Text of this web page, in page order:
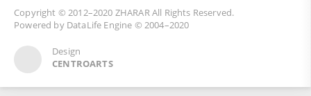
Copyright © 2012–2020 ZHARARAll Rights Reserved.
Powered by DataLife Engine © 2004–2020
Design
CENTROARTS